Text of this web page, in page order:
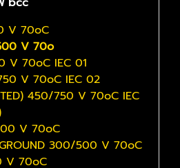
V 70๐C
V 70๐
V 70๐C IEC 01
V 70๐C IEC 02
450/750 V 70๐C IEC
V 70๐C
300/500 V 70๐C
V 70๐C